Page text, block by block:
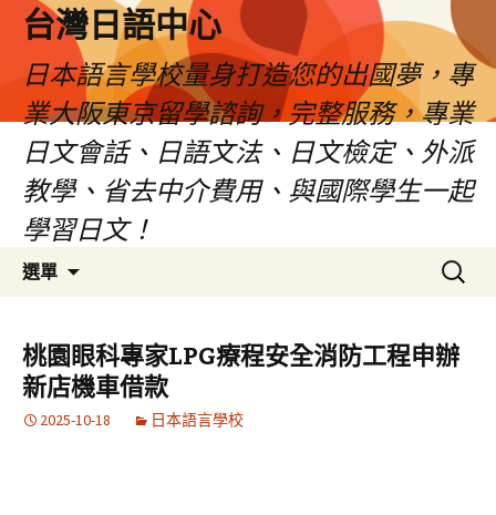
台灣日語中心
日本語言學校量身打造您的出國夢，專
業大阪東京留學諮詢，完整服務，專業
日文會話、日語文法、日文檢定、外派
教學、省去中介費用、與國際學生一起
學習日文！
選單
容
搜
尋
鍵
字:
桃園眼科專家LPG療程安全消防工程申辦
新店機車借款
2025-10-18 日本語言學校